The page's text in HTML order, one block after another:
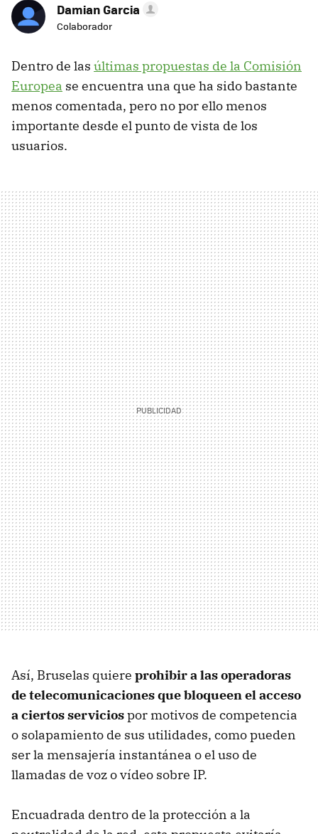
Damian Garcia
Colaborador
Dentro de las últimas propuestas de la Comisión
Europea se encuentra una que ha sido bastante
menos comentada, pero no por ello menos
importante desde el punto de vista de los
usuarios.
Así, Bruselas quiere prohibir a las operadoras
de telecomunicaciones que bloqueen el acceso
a ciertos serviciospor motivos de competencia
o solapamiento de sus utilidades, como pueden
ser la mensajería instantánea o el uso de
llamadas de voz o vídeo sobre IP.
Encuadrada dentro de la protección a la